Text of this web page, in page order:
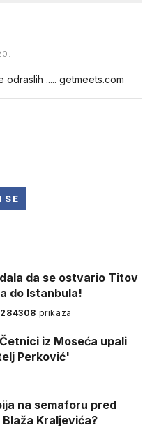
..... g︆︆e︆︆t︆︆m︆︆e︆︆︆︆ets︆︆︆︆.︆︆︆︆c︆︆o︆︆m
SE
da se ostvario Titov
do Istanbula!
284308 prikaza
iz Moseća upali
Perković'
na semaforu pred
Kraljevića?